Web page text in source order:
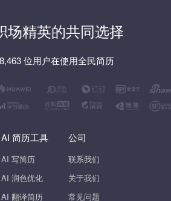
场精英的共同选择
位用户在使用全民简历
AI 简历工具
AI 写简历
AI 润色优化
AI 翻译简历
公司
联系我们
关于我们
常见问题